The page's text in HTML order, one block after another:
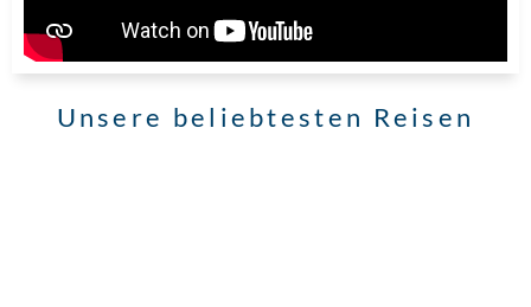
Unsere beliebtesten Reisen